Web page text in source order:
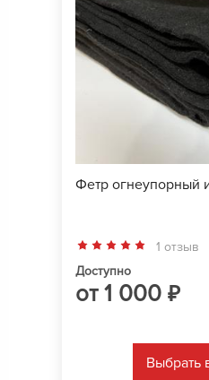
Фетр огнеупорный
1 отзыв
Доступно
от1 000 ₽
Выбрать